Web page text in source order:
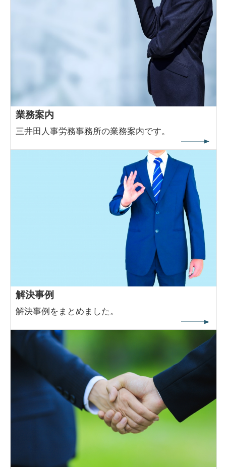
業務案内
三井田人事労務事務所の業務案内です。
解決事例
解決事例をまとめました。